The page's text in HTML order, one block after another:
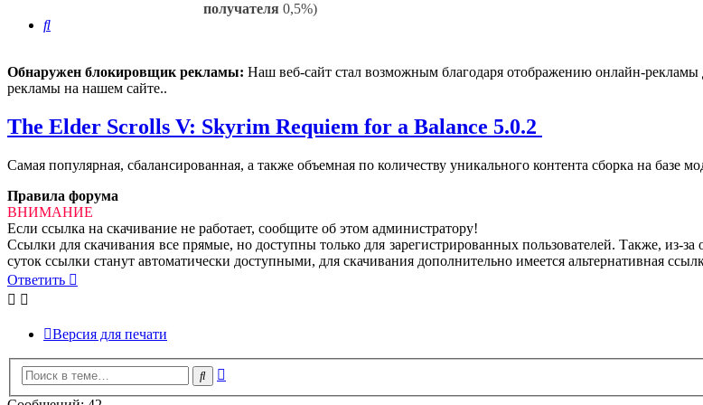
получателя 0,5%)
Поиск
Обнаружен блокировщик рекламы: Наш веб-сайт стал возможным благодаря отображению онлайн-
рекламы на нашем сайте..
The Elder Scrolls V: Skyrim Requiem for a Balance 5.0.2
Самая популярная, сбалансированная, а также объемная по количеству уникального контента сборка на базе
Правила форума
ВНИМАНИЕ
Если ссылка на скачивание не работает, сообщите об этом администратору!
Ссылки для скачивания все прямые, но доступны только для зарегистрированных пользователей. Также, из-
суток ссылки станут автоматически доступными, для скачивания дополнительно имеется альтернативная
Ответить
Версия для печати
Поиск